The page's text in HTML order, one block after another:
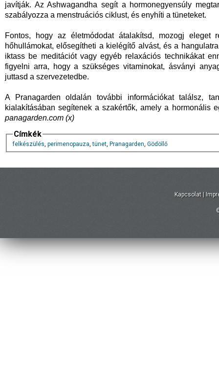
javítják. Az Ashwagandha segít a hormonegyensúly
szabályozza a menstruációs ciklust, és enyhíti a tüneteket.
Fontos, hogy az életmódodat átalakítsd, mozogj eleget
hőhullámokat, elősegítheti a kielégítő alvást, és a
iktass be meditációt vagy egyéb relaxációs technikákat
figyelni arra, hogy a szükséges vitaminokat, ásványi
juttasd a szervezetedbe.
A Pranagarden oldalán további információkat találsz,
kialakításában segítenek a szakértők, amely a hormonális
panagarden.com (x)
Címkék
felkészülés, perimenopauza,tünet, Pranagarden, Gödöllő
Kapcsolat |